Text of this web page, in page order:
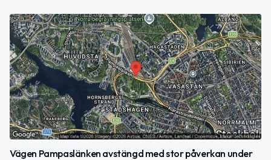
Vägen Pampaslänken avstängd med stor påverkan under